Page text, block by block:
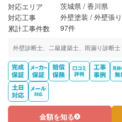
対応エリア
茨城県 / 香川県
対応工事
外壁塗装 / 外壁張
累計工事件数
97件
外壁診断士、二級建築士、雨漏り診断士
金額を知る